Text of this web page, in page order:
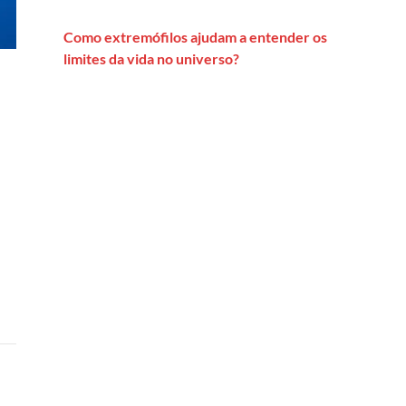
Como extremófilos ajudam a entender os
limites da vida no universo?